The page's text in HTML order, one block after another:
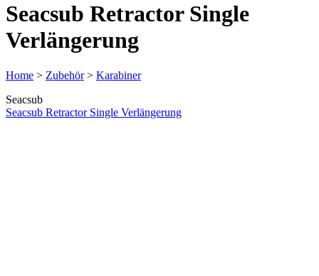
Seacsub Retractor Single
Verlängerung
Home > Zubehör> Karabiner
Seacsub
Seacsub Retractor Single Verlängerung